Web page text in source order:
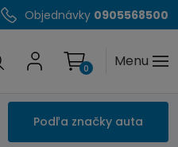
Objednávky 0905568500
Menu
0
Podľa značky auta